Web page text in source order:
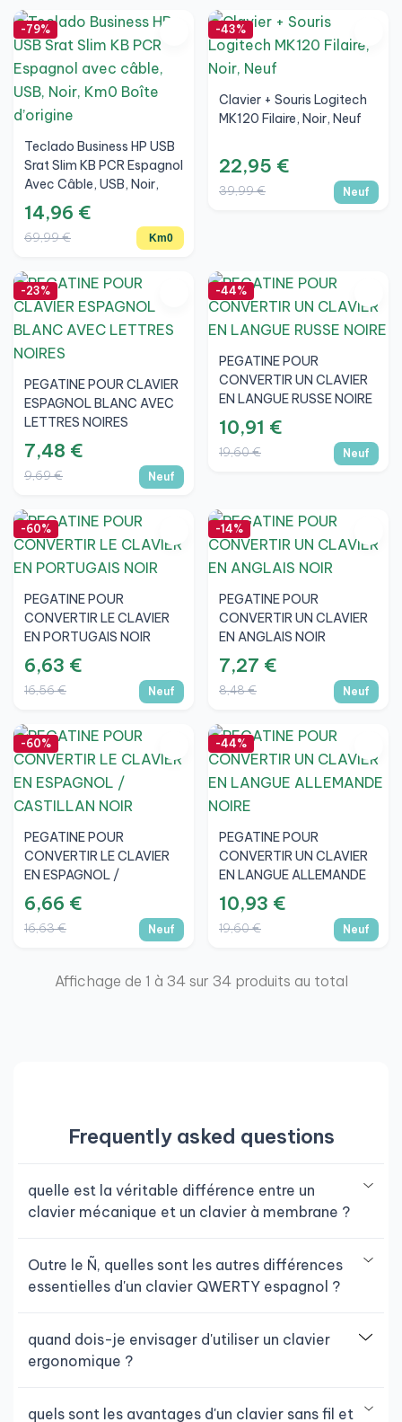
-79%
Teclado Business HP USB
Srat Slim KB PCR Espagnol
Avec Câble, USB, Noir,
Km0 Boîte D’origine
14,96 €
69,99 € Km0
-43%
Clavier + Souris Logitech
MK120 Filaire, Noir, Neuf
22,95 €
39,99 € Neuf
-23%
PEGATINE POUR CLAVIER
ESPAGNOL BLANC AVEC
LETTRES NOIRES
7,48 €
9,69 € Neuf
-44%
PEGATINE POUR
CONVERTIR UN CLAVIER
EN LANGUE RUSSE NOIRE
10,91 €
19,60 € Neuf
-60%
PEGATINE POUR
CONVERTIR LE CLAVIER
EN PORTUGAIS NOIR
6,63 €
16,56 € Neuf
-14%
PEGATINE POUR
CONVERTIR UN CLAVIER
EN ANGLAIS NOIR
7,27 €
8,48 € Neuf
-60%
PEGATINE POUR
CONVERTIR LE CLAVIER
EN ESPAGNOL /
CASTILLAN NOIR
6,66 €
16,63 € Neuf
-44%
PEGATINE POUR
CONVERTIR UN CLAVIER
EN LANGUE ALLEMANDE
NOIRE
10,93 €
19,60 € Neuf
Affichage de 1 à 34 sur 34 produits au total
Frequently asked questions
quelle est la véritable différence entre un
clavier mécanique et un clavier à membrane ?
Outre le Ñ, quelles sont les autres différences
essentielles d'un clavier QWERTY espagnol ?
quand dois-je envisager d'utiliser un clavier
ergonomique ?
quels sont les avantages d'un clavier sans fil et